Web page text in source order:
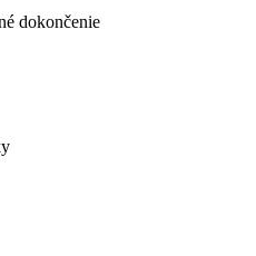
dokončenie